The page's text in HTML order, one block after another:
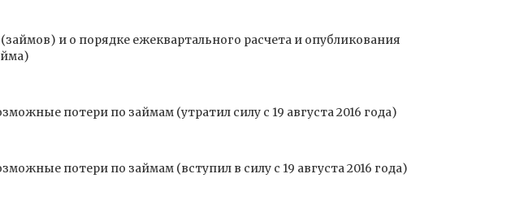
и о порядке ежеквартального расчета и опубликования
потери по займам (утратил силу с 19 августа 2016 года)
потери по займам (вступил в силу с 19 августа 2016 года)